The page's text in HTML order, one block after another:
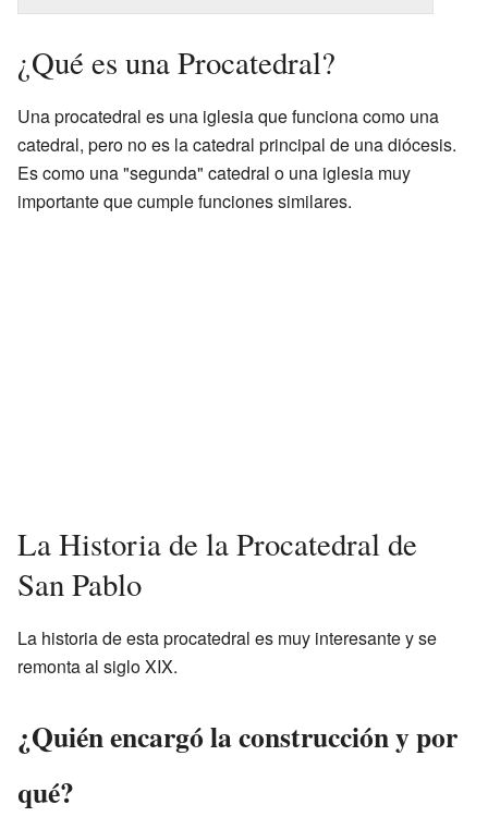
¿Qué es una Procatedral?
Una procatedral es una iglesia que funciona como una
catedral, pero no es la catedral principal de una diócesis.
Es como una "segunda" catedral o una iglesia muy
importante que cumple funciones similares.
La Historia de la Procatedral de
San Pablo
La historia de esta procatedral es muy interesante y se
remonta al siglo XIX.
¿Quién encargó la construcción y por
qué?